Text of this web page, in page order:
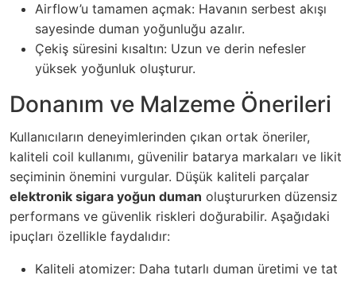
Airflow’u tamamen açmak: Havanın serbest akışı
sayesinde duman yoğunluğu azalır.
Çekiş süresini kısaltın: Uzun ve derin nefesler
yüksek yoğunluk oluşturur.
Donanım ve Malzeme Önerileri
Kullanıcıların deneyimlerinden çıkan ortak öneriler,
kaliteli coil kullanımı, güvenilir batarya markaları ve likit
seçiminin önemini vurgular. Düşük kaliteli parçalar
elektronik sigara yoğun duman oluştururken düzensiz
performans ve güvenlik riskleri doğurabilir. Aşağıdaki
ipuçları özellikle faydalıdır:
Kaliteli atomizer: Daha tutarlı duman üretimi ve tat